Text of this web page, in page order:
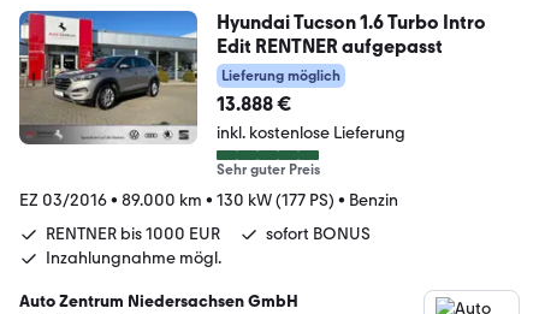
Hyundai Tucson 1.6 Turbo Intro
Edit RENTNER aufgepasst
Lieferung möglich
13.888 €
inkl. kostenlose Lieferung
Sehr guter Preis
EZ 03/2016• 89.000 km • 130 kW (177 PS) • Benzin
RENTNER bis 1000 EUR
sofort BONUS
Inzahlungnahme mögl.
Auto Zentrum Niedersachsen GmbH